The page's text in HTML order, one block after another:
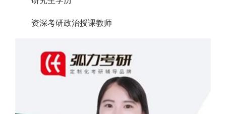
资深考研政治授课教师